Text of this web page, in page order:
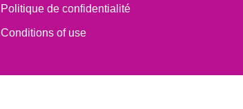
Politique de confidentialité
Conditions of use